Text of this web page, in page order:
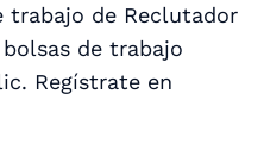
trabajo de Reclutador
de trabajo
Regístrate en